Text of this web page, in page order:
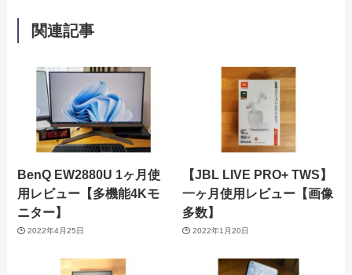
関連記事
BenQ EW2880U 1ヶ月使
用レビュー【多機能4Kモ
ニター】
2022年4月25日
【JBL LIVE PRO+ TWS】
一ヶ月使用レビュー【画像
多数】
2022年1月20日